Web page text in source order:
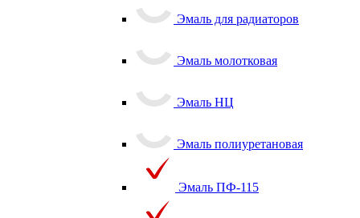
Эмаль для радиаторов
Эмаль молотковая
Эмаль НЦ
Эмаль полиуретановая
Эмаль ПФ-115